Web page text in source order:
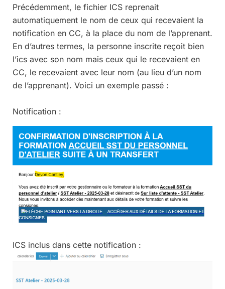
Précédemment, le fichier ICS reprenait
automatiquement le nom de ceux qui recevaient la
notification en CC, à la place du nom de l’apprenant.
En d’autres termes, la personne inscrite reçoit bien
l’ics avec son nom mais ceux qui le recevaient en
CC, le recevaient avec leur nom (au lieu d’un nom
de l’apprenant). Voici un exemple passé :
Notification :
ICS inclus dans cette notification :